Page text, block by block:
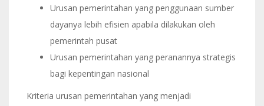
Urusan pemerintahan yang penggunaan sumber
dayanya lebih efisien apabila dilakukan oleh
pemerintah pusat
Urusan pemerintahan yang peranannya strategis
bagi kepentingan nasional
Kriteria urusan pemerintahan yang menjadi